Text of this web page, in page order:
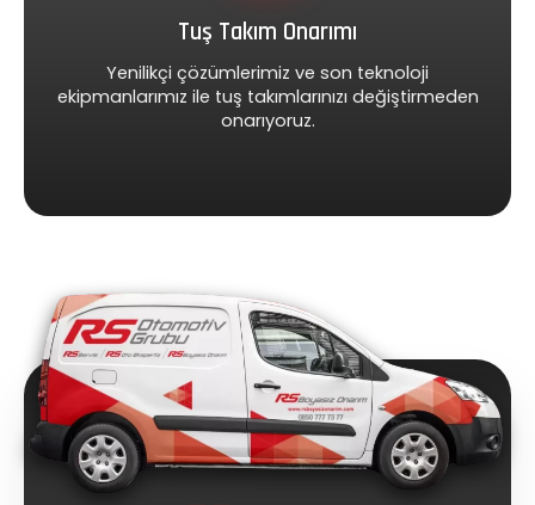
Tuş Takım Onarımı
Yenilikçi çözümlerimiz ve son teknoloji
ekipmanlarımız ile tuş takımlarınızı değiştirmeden
onarıyoruz.